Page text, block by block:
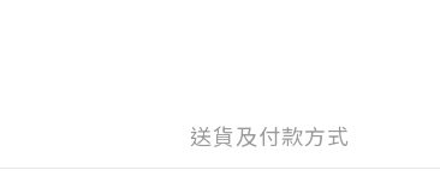
送貨及付款方式